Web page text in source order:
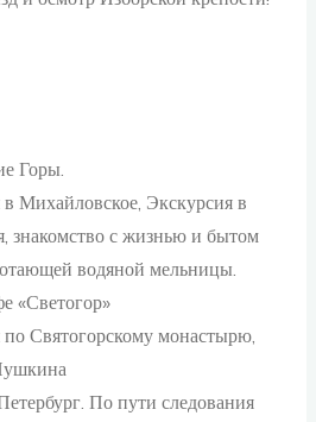
Горы.
Михайловское, Экскурсия в
знакомство с жизнью и бытом
водяной мельницы.
«Светогор»
Святогорскому монастырю,
По пути следования